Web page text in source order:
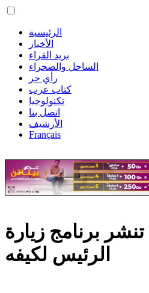
الرئيسية
الأخبار
بريد القراء
الساحل والصحراء
رأي حر
كتاب عرب
تكنولوجيا
اتصل بنا
الأرشيف
Français
برنامج زيارة
الرئيس لكيفه